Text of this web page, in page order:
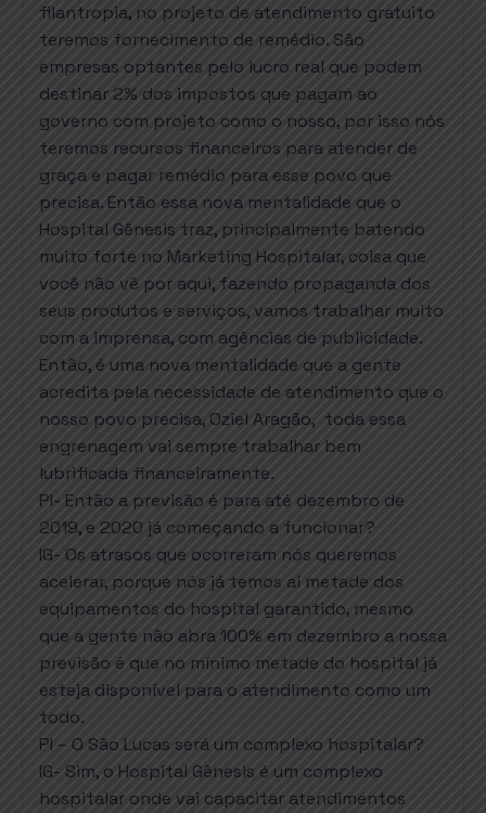
filantropia, no projeto de atendimento gratuito
teremos fornecimento de remédio. São
empresas optantes pelo lucro real que podem
destinar 2% dos impostos que pagam ao
governo com projeto como o nosso, por isso nós
teremos recursos financeiros para atender de
graça e pagar remédio para esse povo que
precisa. Então essa nova mentalidade que o
Hospital Gênesis traz, principalmente batendo
muito forte no Marketing Hospitalar, coisa que
você não vê por aqui, fazendo propaganda dos
seus produtos e serviços, vamos trabalhar muito
com a imprensa, com agências de publicidade.
Então, é uma nova mentalidade que a gente
acredita pela necessidade de atendimento que o
nosso povo precisa, Oziel Aragão, toda essa
engrenagem vai sempre trabalhar bem
lubrificada financeiramente.
PI- Então a previsão é para até dezembro de
2019, e 2020 já começando a funcionar?
IG- Os atrasos que ocorreram nós queremos
acelerar, porque nós já temos aí metade dos
equipamentos do hospital garantido, mesmo
que a gente não abra 100% em dezembro a nossa
previsão é que no mínimo metade do hospital já
esteja disponível para o atendimento como um
todo.
PI – O São Lucas será um complexo hospitalar?
IG- Sim, o Hospital Gênesis é um complexo
hospitalar onde vai capacitar atendimentos